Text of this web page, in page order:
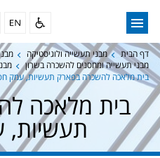
דף הבית מבני תעשייה ולוגיסטיקה
מבני תעשייה ומחסנים להשכרה בשרון
בית מלאכה להשכרה בפארק תעשיות, עמק
בית מלאכה